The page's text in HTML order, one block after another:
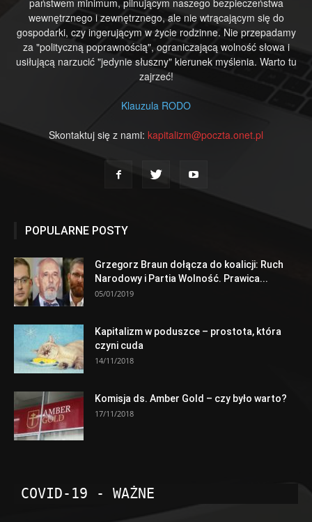
państwem minimum, pilnującym naszego bezpieczeństwa
wewnętrznego i zewnętrznego, ale nie wtrącającym się do
gospodarki, czy ingerującym w życie rodzinne. Nie przepadamy
za "polityczną poprawnością", ograniczającą wolność słowa i
usiłującą narzucić "jedynie słuszny" kierunek myślenia. Warto tu
zajrzeć!
Klauzula RODO
Skontaktuj się z nami: kapitalizm@poczta.onet.pl
POPULARNE POSTY
Grzegorz Braun dołącza do koalicji: Ruch
Narodowy i Partia Wolność. Prawica...
05/01/2019
Kapitalizm w poduszce – prostota, która
czyni cuda
14/11/2018
Komisja ds. Amber Gold – czy było warto?
17/11/2018
COVID-19 - WAŻNE